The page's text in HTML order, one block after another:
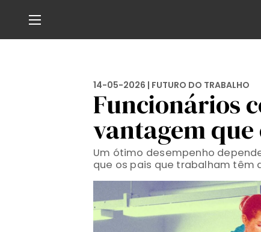
14-05-2026 | FUTURO DO TRABALHO
Funcionários
vantagem
Um ótimo desempenho
que os pais que trabalham têm